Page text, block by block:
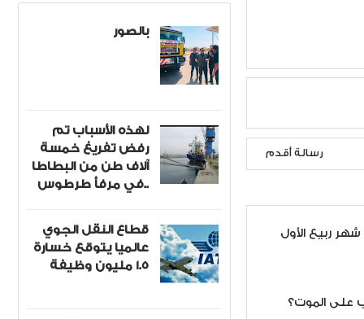
رسالة أقدم
ربيع الأول
على الموت؟
بالصور
لهذه الأسباب تم
رفض تفريغ خمسة
آلاف طن من البطاطا
في مرفأ طرطوس..
قطاع النقل الجوي
عالميا يتوقع خسارة
1.5 مليون وظيفة